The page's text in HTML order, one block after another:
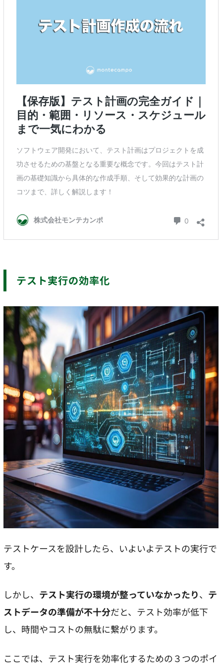
テスト実行の効率化
テストケースを設計したら、いよいよテストの実行で
す。
しかし、 テスト実行の環境が整っていなかったり、 テ
ストデータの準備が不十分だと、テスト効率が低下
し、時間やコストの無駄に繋がります。
ここでは、テスト実行を効率化するための３つのポイ